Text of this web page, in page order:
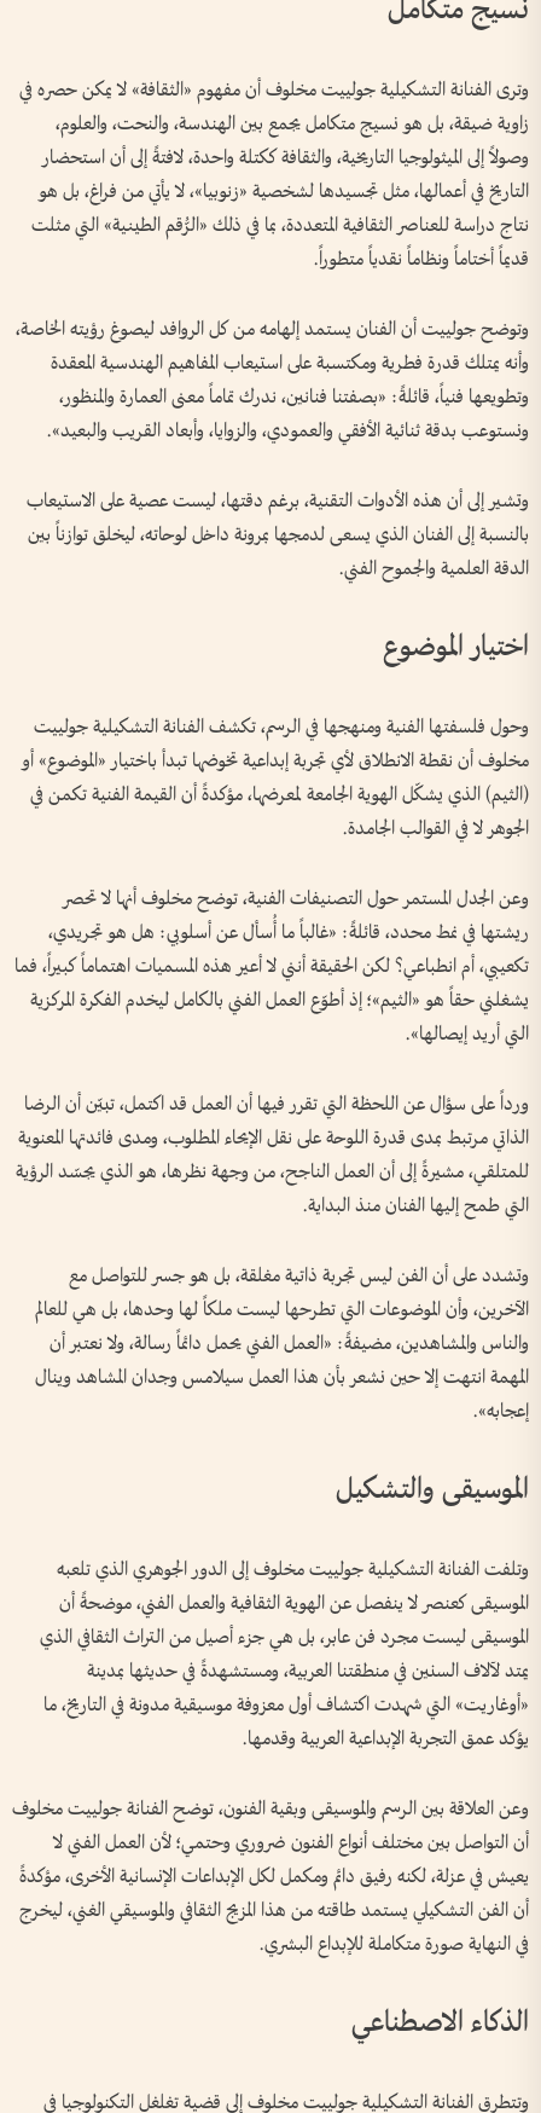
نسيج متكامل
وترى الفنانة التشكيلية جولييت مخلوف أن مفهوم «الثقافة» لا يمكن حصره في
زاوية ضيقة، بل هو نسيج متكامل يجمع بين الهندسة، والنحت، والعلوم،
وصولاً إلى الميثولوجيا التاريخية، والثقافة ككتلة واحدة، لافتةً إلى أن استحضار
التاريخ في أعمالها، مثل تجسيدها لشخصية «زنوبيا»، لا يأتي من فراغ، بل هو
نتاج دراسة للعناصر الثقافية المتعددة، بما في ذلك «الرُّقم الطينية» التي مثلت
قديماً أختاماً ونظاماً نقدياً متطوراً.
وتوضح جولييت أن الفنان يستمد إلهامه من كل الروافد ليصوغ رؤيته الخاصة،
وأنه يمتلك قدرة فطرية ومكتسبة على استيعاب المفاهيم الهندسية المعقدة
وتطويعها فنياً، قائلةً: «بصفتنا فنانين، ندرك تماماً معنى العمارة والمنظور،
ونستوعب بدقة ثنائية الأفقي والعمودي، والزوايا، وأبعاد القريب والبعيد».
وتشير إلى أن هذه الأدوات التقنية، برغم دقتها، ليست عصية على الاستيعاب
بالنسبة إلى الفنان الذي يسعى لدمجها بمرونة داخل لوحاته، ليخلق توازناً بين
الدقة العلمية والجموح الفني.
اختيار الموضوع
وحول فلسفتها الفنية ومنهجها في الرسم، تكشف الفنانة التشكيلية جولييت
مخلوف أن نقطة الانطلاق لأي تجربة إبداعية تخوضها تبدأ باختيار «الموضوع» أو
(الثيم) الذي يشكّل الهوية الجامعة لمعرضها، مؤكدةً أن القيمة الفنية تكمن في
الجوهر لا في القوالب الجامدة.
وعن الجدل المستمر حول التصنيفات الفنية، توضح مخلوف أنها لا تحصر
ريشتها في نمط محدد، قائلةً: «غالباً ما أُسأل عن أسلوبي: هل هو تجريدي،
تكعيبي، أم انطباعي؟ لكن الحقيقة أنني لا أعير هذه المسميات اهتماماً كبيراً، فما
يشغلني حقاً هو «الثيم»؛ إذ أطوّع العمل الفني بالكامل ليخدم الفكرة المركزية
التي أريد إيصالها».
ورداً على سؤال عن اللحظة التي تقرر فيها أن العمل قد اكتمل، تبيّن أن الرضا
الذاتي مرتبط بمدى قدرة اللوحة على نقل الإيحاء المطلوب، ومدى فائدتها المعنوية
للمتلقي، مشيرةً إلى أن العمل الناجح، من وجهة نظرها، هو الذي يجسّد الرؤية
التي طمح إليها الفنان منذ البداية.
وتشدد على أن الفن ليس تجربة ذاتية مغلقة، بل هو جسر للتواصل مع
الآخرين، وأن الموضوعات التي تطرحها ليست ملكاً لها وحدها، بل هي للعالم
والناس والمشاهدين، مضيفةً: «العمل الفني يحمل دائماً رسالة، ولا نعتبر أن
المهمة انتهت إلا حين نشعر بأن هذا العمل سيلامس وجدان المشاهد وينال
إعجابه».
الموسيقى والتشكيل
وتلفت الفنانة التشكيلية جولييت مخلوف إلى الدور الجوهري الذي تلعبه
الموسيقى كعنصر لا ينفصل عن الهوية الثقافية والعمل الفني، موضحةً أن
الموسيقى ليست مجرد فن عابر، بل هي جزء أصيل من التراث الثقافي الذي
يمتد لآلاف السنين في منطقتنا العربية، ومستشهدةً في حديثها بمدينة
«أوغاريت» التي شهدت اكتشاف أول معزوفة موسيقية مدونة في التاريخ، ما
يؤكد عمق التجربة الإبداعية العربية وقدمها.
وعن العلاقة بين الرسم والموسيقى وبقية الفنون، توضح الفنانة جولييت مخلوف
أن التواصل بين مختلف أنواع الفنون ضروري وحتمي؛ لأن العمل الفني لا
يعيش في عزلة، لكنه رفيق دائم ومكمل لكل الإبداعات الإنسانية الأخرى، مؤكدةً
أن الفن التشكيلي يستمد طاقته من هذا المزيج الثقافي والموسيقي الغني، ليخرج
في النهاية صورة متكاملة للإبداع البشري.
الذكاء الاصطناعي
وتتطرق الفنانة التشكيلية جولييت مخلوف إلى قضية تغلغل التكنولوجيا في